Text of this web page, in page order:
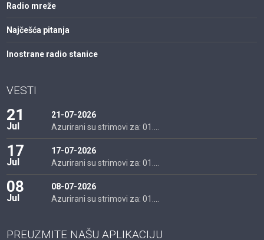
Radio mreže
Najčešća pitanja
Inostrane radio stanice
VESTI
21
Jul
21-07-2026
Azurirani su strimovi za: 01....
17
Jul
17-07-2026
Azurirani su strimovi za: 01....
08
Jul
08-07-2026
Azurirani su strimovi za: 01....
PREUZMITE NAŠU APLIKACIJU